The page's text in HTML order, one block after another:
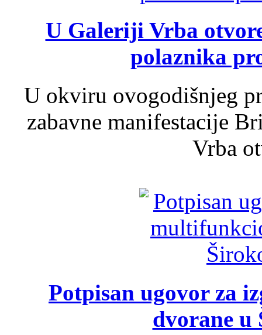
U Galeriji Vrba
polaznika
U okviru ovogodišnjeg
zabavne manifestacije
Vrba
Potpisan ugovor za
dvorane u